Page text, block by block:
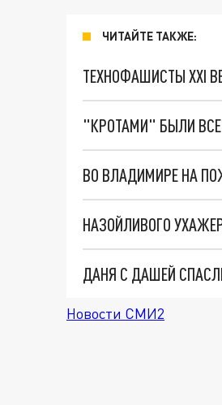
ЧИТАЙТЕ ТАКЖЕ:
ТЕХНОФАШИСТЫ XXI
"КРОТАМИ" БЫЛИ
ВО ВЛАДИМИРЕ НА
ДАНЯ С ДАШЕЙ
Новости СМИ2